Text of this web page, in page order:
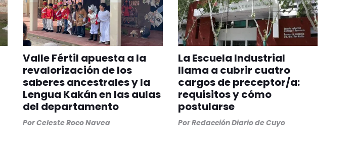
Valle Fértil apuesta a la
revalorización de los
saberes ancestrales y la
Lengua Kakán en las aulas
del departamento
PorCeleste Roco Navea
La Escuela Industrial
llama a cubrir cuatro
cargos de preceptor/a:
requisitos y cómo
postularse
PorRedacción Diario de Cuyo